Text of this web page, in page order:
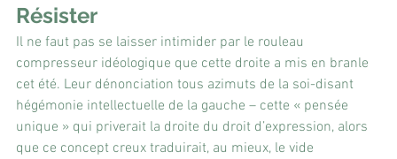
Résister
Il ne faut pas se laisser intimider par le rouleau
compresseur idéologique que cette droite a mis en branle
cet été. Leur dénonciation tous azimuts de la soi-disant
hégémonie intellectuelle de la gauche – cette « pensée
unique » qui priverait la droite du droit d’expression, alors
que ce concept creux traduirait, au mieux, le vide